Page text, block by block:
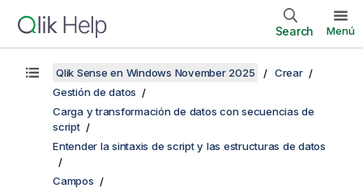
Search Menú
Qlik Sense en Windows November 2025
Crear
Gestión de datos
Carga y transformación de datos con secuencias de
script
Entender la sintaxis de script y las estructuras de datos
Campos